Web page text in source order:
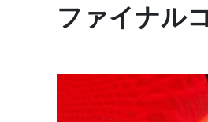
ファイナル